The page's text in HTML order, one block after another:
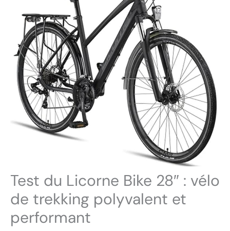
Test du Licorne Bike 28″ : vélo
de trekking polyvalent et
performant